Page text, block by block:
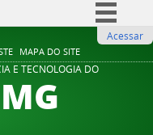
MAPA DO SITE
Comunica BR
Participe
Acessar
E TECNOLOGIA DO